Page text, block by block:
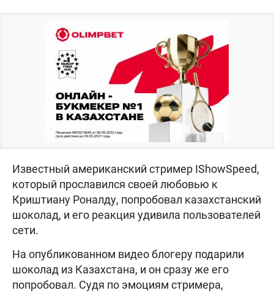
Известный американский стример IShowSpeed,
который прославился своей любовью к
Криштиану Роналду, попробовал казахстанский
шоколад, и его реакция удивила пользователей
сети.
На опубликованном видео блогеру подарили
шоколад из Казахстана, и он сразу же его
попробовал. Судя по эмоциям стримера,